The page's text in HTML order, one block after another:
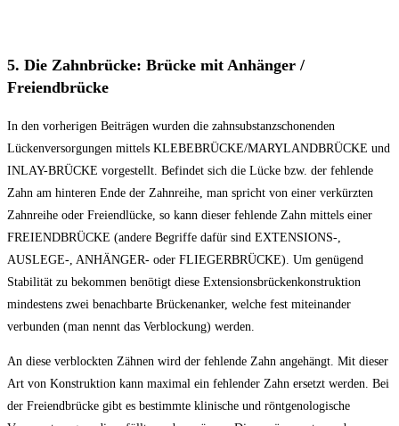
5. Die Zahnbrücke: Brücke mit Anhänger /
Freiendbrücke
In den vorherigen Beiträgen wurden die zahnsubstanzschonenden
Lückenversorgungen mittels KLEBEBRÜCKE/MARYLANDBRÜCKE und
INLAY-BRÜCKE vorgestellt. Befindet sich die Lücke bzw. der fehlende
Zahn am hinteren Ende der Zahnreihe, man spricht von einer verkürzten
Zahnreihe oder Freiendlücke, so kann dieser fehlende Zahn mittels einer
FREIENDBRÜCKE (andere Begriffe dafür sind EXTENSIONS-,
AUSLEGE-, ANHÄNGER- oder FLIEGERBRÜCKE). Um genügend
Stabilität zu bekommen benötigt diese Extensionsbrückenkonstruktion
mindestens zwei benachbarte Brückenanker, welche fest miteinander
verbunden (man nennt das Verblockung) werden.
An diese verblockten Zähnen wird der fehlende Zahn angehängt. Mit dieser
Art von Konstruktion kann maximal ein fehlender Zahn ersetzt werden. Bei
der Freiendbrücke gibt es bestimmte klinische und röntgenologische